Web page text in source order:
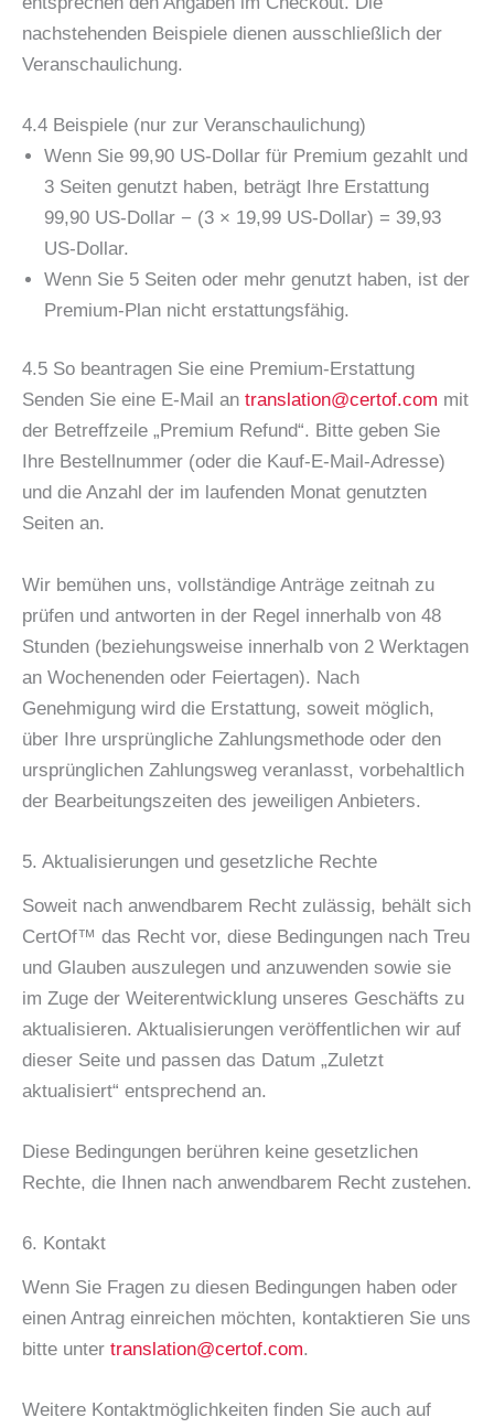
nachstehenden Beispiele dienen ausschließlich der
Veranschaulichung.
4.4 Beispiele (nur zur Veranschaulichung)
Wenn Sie 99,90 US-Dollar für Premium gezahlt und
3 Seiten genutzt haben, beträgt Ihre Erstattung
99,90 US-Dollar − (3 × 19,99 US-Dollar) = 39,93
US-Dollar.
Wenn Sie 5 Seiten oder mehr genutzt haben, ist der
Premium-Plan nicht erstattungsfähig.
4.5 So beantragen Sie eine Premium-Erstattung
Senden Sie eine E-Mail an translation@certof.com mit
der Betreffzeile „Premium Refund“. Bitte geben Sie
Ihre Bestellnummer (oder die Kauf-E-Mail-Adresse)
und die Anzahl der im laufenden Monat genutzten
Seiten an.
Wir bemühen uns, vollständige Anträge zeitnah zu
prüfen und antworten in der Regel innerhalb von 48
Stunden (beziehungsweise innerhalb von 2 Werktagen
an Wochenenden oder Feiertagen). Nach
Genehmigung wird die Erstattung, soweit möglich,
über Ihre ursprüngliche Zahlungsmethode oder den
ursprünglichen Zahlungsweg veranlasst, vorbehaltlich
der Bearbeitungszeiten des jeweiligen Anbieters.
5. Aktualisierungen und gesetzliche Rechte
Soweit nach anwendbarem Recht zulässig, behält sich
CertOf™ das Recht vor, diese Bedingungen nach Treu
und Glauben auszulegen und anzuwenden sowie sie
im Zuge der Weiterentwicklung unseres Geschäfts zu
aktualisieren. Aktualisierungen veröffentlichen wir auf
dieser Seite und passen das Datum „Zuletzt
aktualisiert“ entsprechend an.
Diese Bedingungen berühren keine gesetzlichen
Rechte, die Ihnen nach anwendbarem Recht zustehen.
6. Kontakt
Wenn Sie Fragen zu diesen Bedingungen haben oder
einen Antrag einreichen möchten, kontaktieren Sie uns
bitte unter translation@certof.com.
Weitere Kontaktmöglichkeiten finden Sie auch auf